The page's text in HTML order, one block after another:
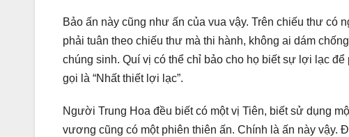
Bảo ấn này cũng như ấn của vua vậy. Trên chiếu thư có
phải tuân theo chiếu thư mà thi hành, không ai dám
chúng sinh. Quí vị có thể chỉ bảo cho họ biết sự lợi lạc
gọi là “Nhất thiết lợi lạc”.
Người Trung Hoa đều biết có một vị Tiên, biết sử dụng
vương cũng có một phiên thiên ấn. Chính là ấn này vậy.